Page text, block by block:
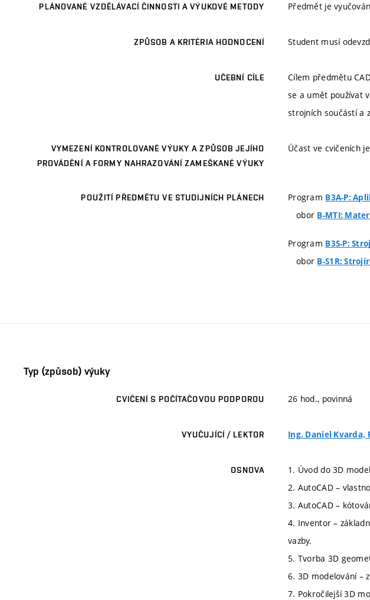
PLÁNOVANÉ VZDĚLÁVACÍ ČINNOSTI A VÝUKOVÉ METODY Předmět je
ZPŮSOB A KRITÉRIA HODNOCENÍ Student musí
UČEBNÍ CÍLE
Cílem předmětu
se a umět používat
strojních součástí a
VYMEZENÍ KONTROLOVANÉ VÝUKY A ZPŮSOB JEJÍHO
PROVÁDĚNÍ A FORMY NAHRAZOVÁNÍ ZAMEŠKANÉ VÝUKY
Účast ve cvičeních
POUŽITÍ PŘEDMĚTU VE STUDIJNÍCH PLÁNECH Program B3A-P:
obor B-MTI:
Program B3S-P:
obor B-S1R:
Typ (způsob) výuky
CVIČENÍ S POČÍTAČOVOU PODPOROU 26 hod., povinná
VYUČUJÍCÍ / LEKTOR Ing. Daniel Kvarda,
OSNOVA
1. Úvod do 3D
2. AutoCAD –
3. AutoCAD –
4. Inventor –
vazby.
5. Tvorba 3D
6. 3D modelování –
7. Pokročilejší 3D